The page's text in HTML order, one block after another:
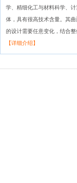
学、精细化工与材料科学、
体，具有很高技术含量。其
的设计需要任意变化，结合整
【详细介绍】